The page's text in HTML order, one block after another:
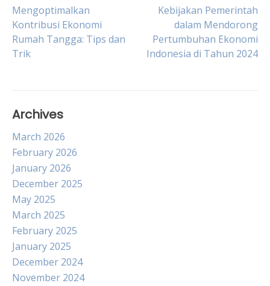
Post
navigation
Mengoptimalkan
Kontribusi Ekonomi
Rumah Tangga: Tips dan
Trik
Kebijakan Pemerintah
dalam Mendorong
Pertumbuhan Ekonomi
Indonesia di Tahun 2024
Archives
March 2026
February 2026
January 2026
December 2025
May 2025
March 2025
February 2025
January 2025
December 2024
November 2024